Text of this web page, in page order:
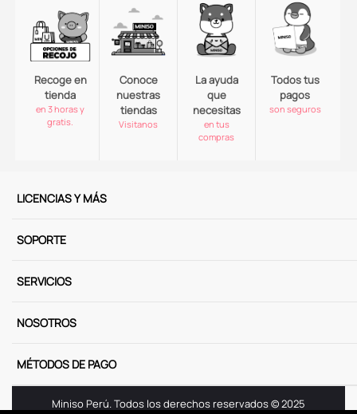
Recoge en
tienda
en 3 horas y
gratis.
Conoce
nuestras
tiendas
Visitanos
La ayuda
que
necesitas
en tus
compras
Todos tus
pagos
son seguros
LICENCIAS Y MÁS
SOPORTE
SERVICIOS
NOSOTROS
MÉTODOS DE PAGO
Miniso Perú. Todos los derechos reservados © 2025